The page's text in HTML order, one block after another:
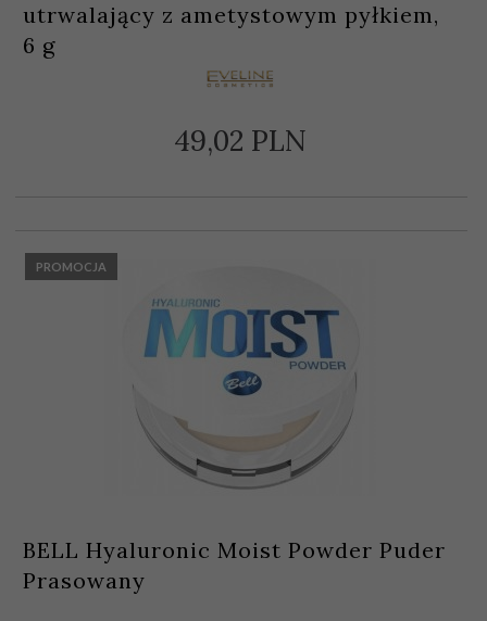
utrwalający z ametystowym pyłkiem,
6 g
49,02 PLN
PROMOCJA
BELL Hyaluronic Moist Powder Puder
Prasowany